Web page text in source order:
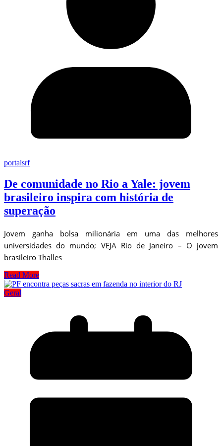
portalsrf
De comunidade no Rio a Yale: jovem
brasileiro inspira com história de
superação
Jovem ganha bolsa milionária em uma das melhores
universidades do mundo; VEJA Rio de Janeiro – O jovem
brasileiro Thalles
Read More
Geral